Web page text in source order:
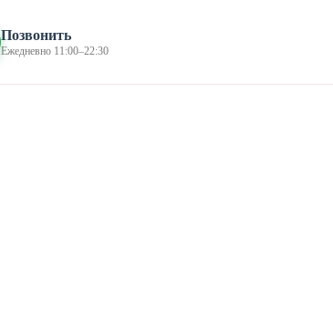
Позвонить
Ежедневно 11:00–22:30